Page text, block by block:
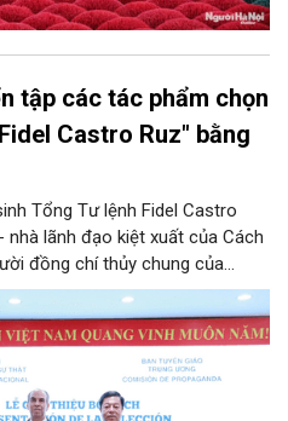
tập các tác phẩm chọn
Castro Ruz" bằng
Tổng Tư lệnh Fidel Castro
lãnh đạo kiệt xuất của Cách
đồng chí thủy chung của
Nam, chiều 5/8, tại Hà Nội,
Sự thật phối hợp với Ban Tuyên
thiệu bộ sách “Tuyển tập các
lệnh Fidel Castro Ruz” gồm 24